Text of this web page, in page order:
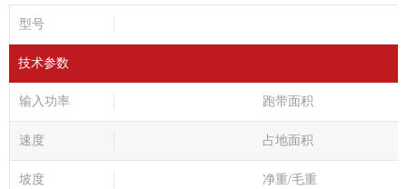
型号
技术参数
输入功率 跑带面积
速度 占地面积
坡度 净重/毛重